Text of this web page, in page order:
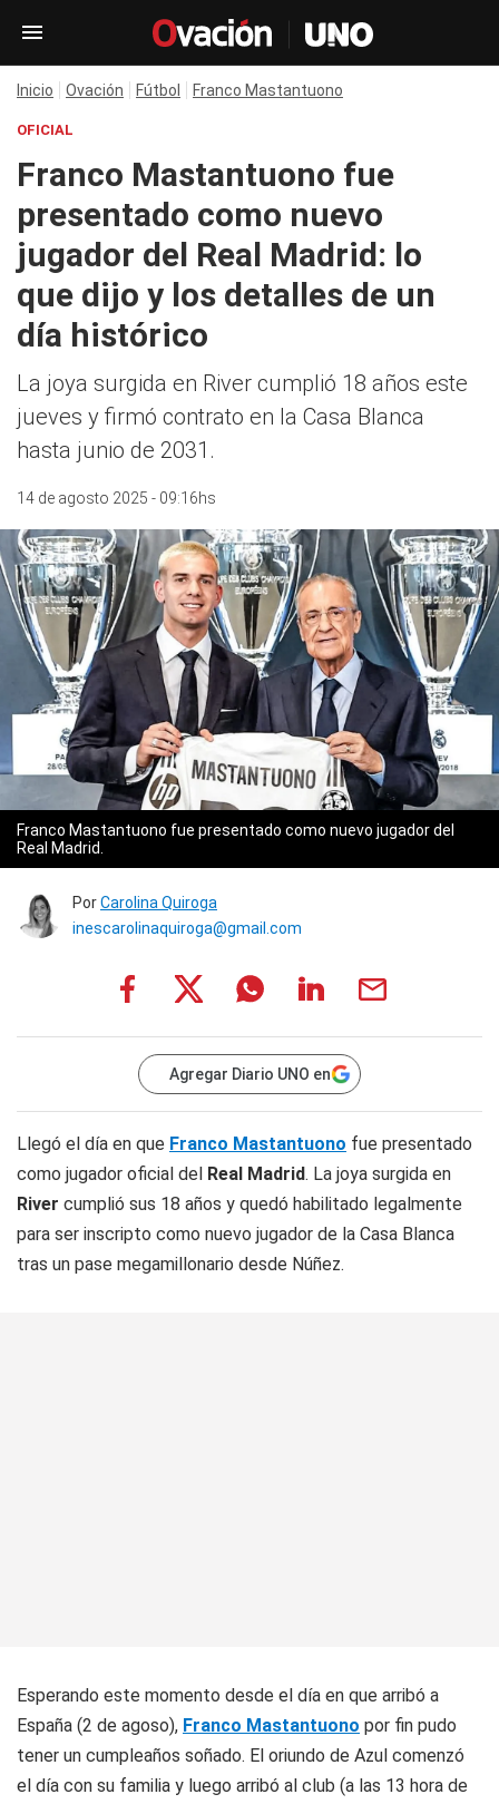
Inicio Ovación Fútbol Franco Mastantuono
OFICIAL
Franco Mastantuono fue
presentado como nuevo
jugador del Real Madrid: lo
que dijo y los detalles de un
día histórico
La joya surgida en River cumplió 18 años este
jueves y firmó contrato en la Casa Blanca
hasta junio de 2031.
14 de agosto 2025 - 09:16hs
Franco Mastantuono fue presentado como nuevo jugador del
Real Madrid.
PorCarolina Quiroga
inescarolinaquiroga@gmail.com
Agregar Diario UNO en
Llegó el día en que Franco Mastantuono fue presentado
como jugador oficial del Real Madrid. La joya surgida en
River cumplió sus 18 años y quedó habilitado legalmente
para ser inscripto como nuevo jugador de la Casa Blanca
tras un pase megamillonario desde Núñez.
Esperando este momento desde el día en que arribó a
España (2 de agoso), Franco Mastantuono por fin pudo
tener un cumpleaños soñado. El oriundo de Azul comenzó
el día con su familia y luego arribó al club (a las 13 hora de